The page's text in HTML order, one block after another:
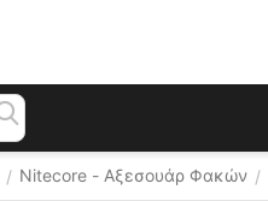
/ Nitecore - Αξεσουάρ Φακών /